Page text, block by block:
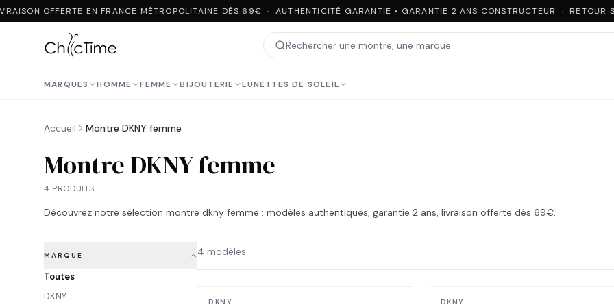
OFFERTE EN FRANCE MÉTROPOLITAINE DÈS 69€ · AUTHENTICITÉ GARANTIE • GARANTIE 2 ANS CONSTRUCTEUR · RETOUR
MARQUES HOMME FEMME BIJOUTERIE LUNETTES DE SOLEIL
Accueil Montre DKNY femme
Montre DKNY femme
4 PRODUITS
Découvrez notre sélection montre dkny femme : modèles authentiques, garantie 2 ans, livraison offerte dès 69€.
MARQUE
Toutes
DKNY
4 modèles
En stock
DKNY En stock
DKNY